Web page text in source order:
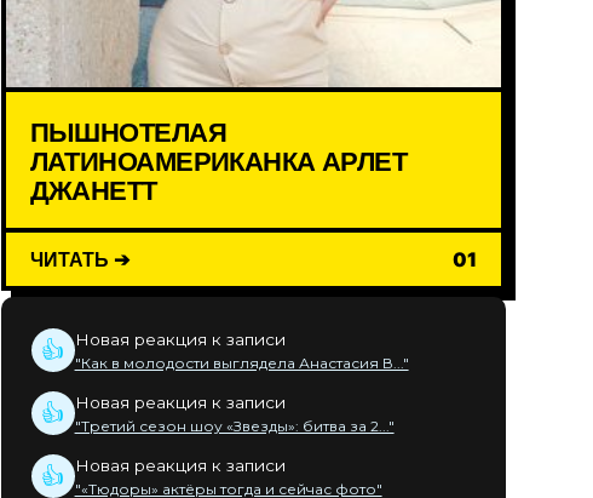
ПЫШНОТЕЛАЯ
ЛАТИНОАМЕРИКАНКА АРЛЕТ
ДЖАНЕТТ
ЧИТАТЬ ➔ 01
👍 Новая реакция к записи
"Как в молодости выглядела Анастасия В..."
👍 Новая реакция к записи
"Третий сезон шоу «Звезды»: битва за 2..."
👍 Новая реакция к записи
"«Тюдоры» актёры тогда и сейчас фото"